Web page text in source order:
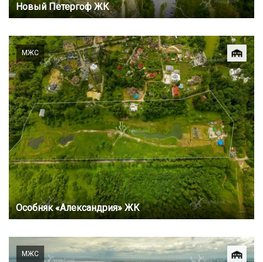
Новый Петергоф ЖК
МЖС
Особняк «Александрия» ЖК
МЖС